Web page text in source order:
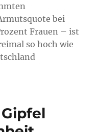
bei
Frauen – ist
so hoch wie